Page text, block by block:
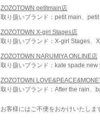
ZOZOTOWN petitmain店
取り扱いブランド：petit main、
ZOZOTOWN X-girl Stages店
取り扱いブランド：X-girl Stages、
ZOZOTOWN NARUMIYA ONLINE店
取り扱いブランド：kate spade
ZOZOTOWN
取り扱いブランド：After the rain、
お客様にはご不便をおかけいたしま